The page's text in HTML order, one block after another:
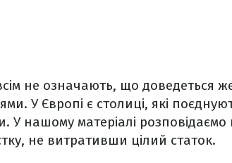
не означають, що доведеться
У Європі є столиці, які
У нашому матеріалі розповідаємо
не витративши цілий статок.